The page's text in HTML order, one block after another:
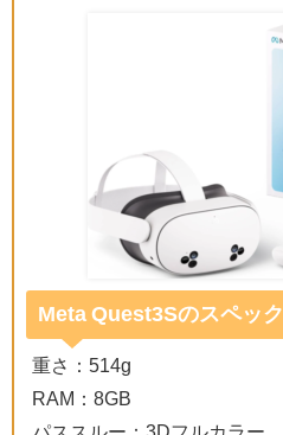
Meta Quest3Sのスペック
重さ：514g
RAM：8GB